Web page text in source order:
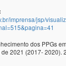
imprensa/jsp/
dos PPGs
2021 (2017- 2020).